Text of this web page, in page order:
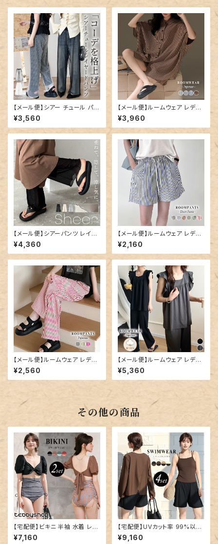
【メール便】シアー チュール パン
ツ レディース ワイド レイヤード
パンツ／pants708
¥3,560
【メール便】ルームウェア レディ
ース ビッグシルエット セットアッ
プ 半袖／roomwear299
¥3,960
【メール便】シアーパンツ レイヤ
ード レディース レギンス ワイド
ペチコート／pants707
¥4,360
【メール便】ルームウェア レディ
ース ショートパンツ パンツ スト
ライプ／roomwear289
¥2,160
【メール便】ルームウェア レディ
ース パンツ ロング丈 ストライプ
／roomwear290
¥2,560
【メール便】ルームウェア レディ
ース 上下セット セットアップ パ
ジャマ／roomwear293
¥5,360
その他の商品
【宅配便】ビキニ 半袖 水着 レデ
ィース パフスリーブ／hys320
9
¥7,160
【宅配便】UVカット率 99%以上
水着 体型カバー キャミキニ レ
ディース 4点セット／hys3396
¥9,160